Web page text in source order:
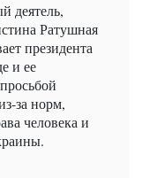
деятель,
Ратушная
президента
и ее
за норм,
человека и